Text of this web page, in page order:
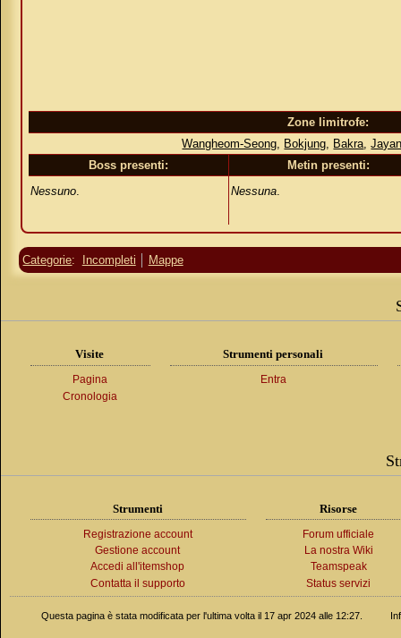
Zone limitrofe:
Wangheom-Seong, Bokjung, Bakra,
Boss presenti:
Metin presenti:
Nessuno. Nessuna.
Categorie: Incompleti Mappe
Visite
Pagina
Cronologia
Strumenti personali
Entra
Strumenti
Registrazione account
Gestione account
Accedi all'itemshop
Contatta il supporto
Risorse
Forum ufficiale
La nostra Wiki
Teamspeak
Status servizi
Questa pagina è stata modificata per l'ultima volta il 17 apr 2024 alle 12:27.